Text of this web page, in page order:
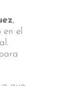
,
en el